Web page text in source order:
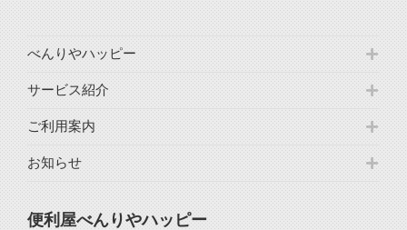
べんりやハッピー
サービス紹介
ご利用案内
お知らせ
便利屋べんりやハッピー